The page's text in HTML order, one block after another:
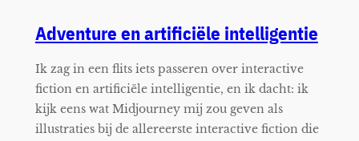
Adventure en artificiële intelligentie
Ik zag in een flits iets passeren over interactive
fiction en artificiële intelligentie, en ik dacht: ik
kijk eens wat Midjourney mij zou geven als
illustraties bij de allereerste interactive fiction die